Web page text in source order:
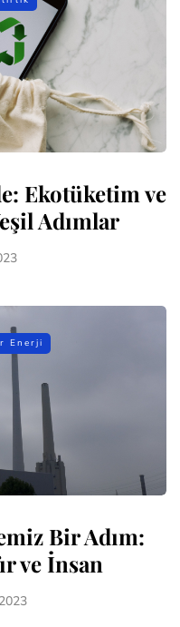
Ekotüketim ve
Adımlar
Enerji
Bir Adım:
ve İnsan